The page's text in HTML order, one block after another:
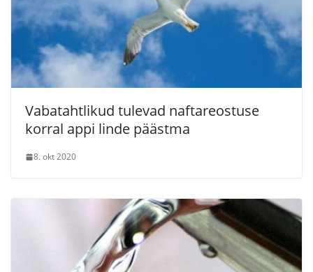
Vabatahtlikud tulevad naftareostuse
korral appi linde päästma
8. okt 2020